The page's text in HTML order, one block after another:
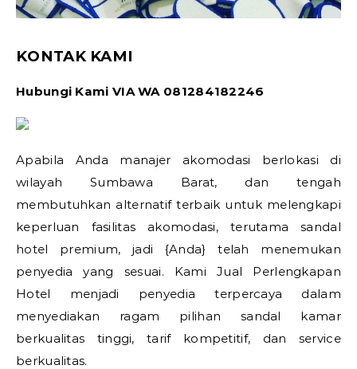
KONTAK KAMI
Hubungi Kami VIA WA 081284182246
Apabila Anda manajer akomodasi berlokasi di
wilayah Sumbawa Barat, dan tengah
membutuhkan alternatif terbaik untuk melengkapi
keperluan fasilitas akomodasi, terutama sandal
hotel premium, jadi {Anda} telah menemukan
penyedia yang sesuai. Kami Jual Perlengkapan
Hotel menjadi penyedia terpercaya dalam
menyediakan ragam pilihan sandal kamar
berkualitas tinggi, tarif kompetitif, dan service
berkualitas.